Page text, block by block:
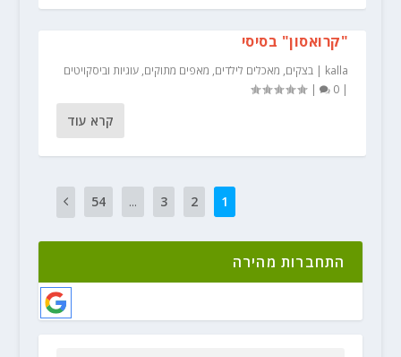
"קרואסון" בסיסי
kalla
| בצקים, מאכלים לילדים, מאפים מתוקים, עוגיות וביסקויטים
|
0
|
קרא עוד
1
2
3
...
54
התחברות מהירה